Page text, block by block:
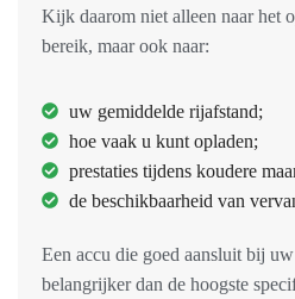
Kijk daarom niet alleen naar het
bereik, maar ook naar:
uw gemiddelde rijafstand;
hoe vaak u kunt opladen;
prestaties tijdens koudere
de beschikbaarheid van
Een accu die goed aansluit bij
belangrijker dan de hoogste